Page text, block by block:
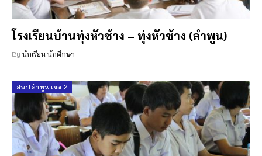
โรงเรียนบ้านทุ่งหัวช้าง – ทุ่งหัวช้าง (ลำพูน)
By นักเรียน นักศึกษา
สพป.ลำพูน เขต 2